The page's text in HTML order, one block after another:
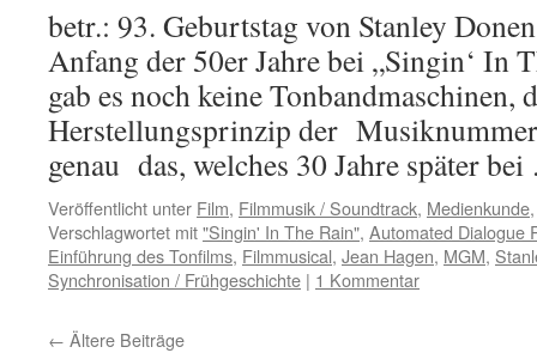
betr.: 93. Geburtstag von Stanley
Anfang der 50er Jahre bei „Singin‘ In
gab es noch keine Tonbandmaschinen,
Herstellungsprinzip der
genau das, welches 30 Jahre später
Veröffentlicht unter Film, Filmmusik / Soundtrack, Medienkunde
Verschlagwortet mit"Singin' In The Rain", Automated Dialogue
Einführung des Tonfilms, Filmmusical, Jean Hagen, MGM,
Synchronisation / Frühgeschichte | 1 Kommentar
← Ältere Beiträge